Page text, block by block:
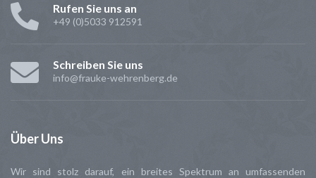
Rufen Sie uns an
+49 (0)5033 912591
Schreiben Sie uns
info@frauke-wehrenberg.de
ÜberUns
Wir sind stolz darauf, ein breites Spektrum an umfassenden